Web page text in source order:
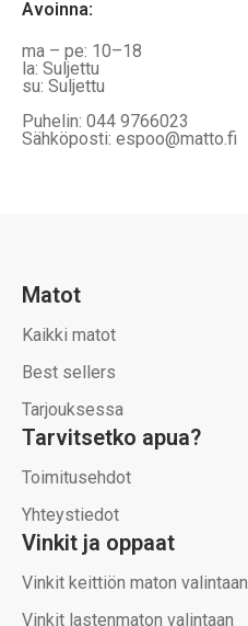
Avoinna:
ma – pe: 10–18
la: Suljettu
su: Suljettu
Puhelin: 044 9766023
Sähköposti: espoo@matto.fi
Matot
Kaikki matot
Best sellers
Tarjouksessa
Tarvitsetko apua?
Toimitusehdot
Yhteystiedot
Vinkit ja oppaat
Vinkit keittiön maton valintaan
Vinkit lastenmaton valintaan